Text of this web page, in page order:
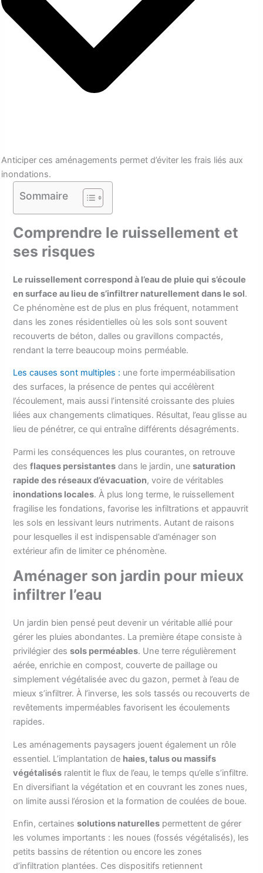
Anticiper ces aménagements permet d’éviter les frais liés aux
inondations.
Sommaire
Comprendre le ruissellement et
ses risques
Le ruissellement correspond à l’eau de pluie qui s’écoule
en surface au lieu de s’infiltrer naturellement dans le sol.
Ce phénomène est de plus en plus fréquent, notamment
dans les zones résidentielles où les sols sont souvent
recouverts de béton, dalles ou gravillons compactés,
rendant la terre beaucoup moins perméable.
Les causes sont multiples : une forte imperméabilisation
des surfaces, la présence de pentes qui accélèrent
l’écoulement, mais aussi l’intensité croissante des pluies
liées aux changements climatiques. Résultat, l’eau glisse au
lieu de pénétrer, ce qui entraîne différents désagréments.
Parmi les conséquences les plus courantes, on retrouve
desflaques persistantes dans le jardin, unesaturation
rapide des réseaux d’évacuation, voire de véritables
inondations locales. À plus long terme, le ruissellement
fragilise les fondations, favorise les infiltrations et appauvrit
les sols en lessivant leurs nutriments. Autant de raisons
pour lesquelles il est indispensable d’aménager son
extérieur afin de limiter ce phénomène.
Aménager son jardin pour mieux
infiltrer l’eau
Un jardin bien pensé peut devenir un véritable allié pour
gérer les pluies abondantes. La première étape consiste à
privilégier dessols perméables. Une terre régulièrement
aérée, enrichie en compost, couverte de paillage ou
simplement végétalisée avec du gazon, permet à l’eau de
mieux s’infiltrer. À l’inverse, les sols tassés ou recouverts de
revêtements imperméables favorisent les écoulements
rapides.
Les aménagements paysagers jouent également un rôle
essentiel. L’implantation de haies, talus ou massifs
végétalisés ralentit le flux de l’eau, le temps qu’elle s’infiltre.
En diversifiant la végétation et en couvrant les zones nues,
on limite aussi l’érosion et la formation de coulées de boue.
Enfin, certainessolutions naturelles permettent de gérer
les volumes importants : les noues (fossés végétalisés), les
petits bassins de rétention ou encore les zones
d’infiltration plantées. Ces dispositifs retiennent